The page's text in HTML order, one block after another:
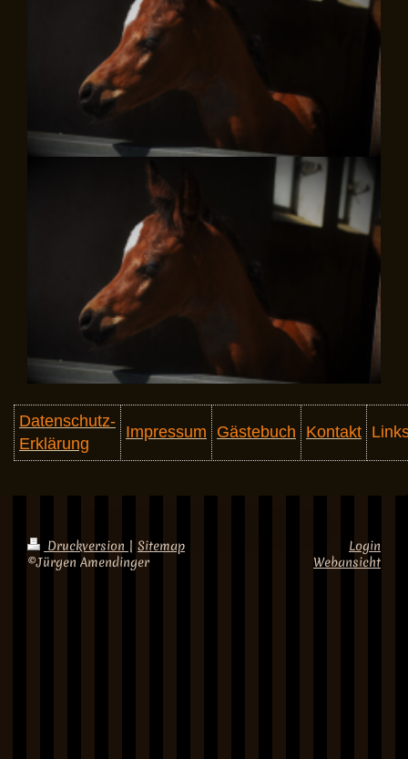
Datenschutz-
Erklärung
Impressum Gästebuch Kontakt
Druckversion | Sitemap
©Jürgen Amendinger
Login
Webansicht